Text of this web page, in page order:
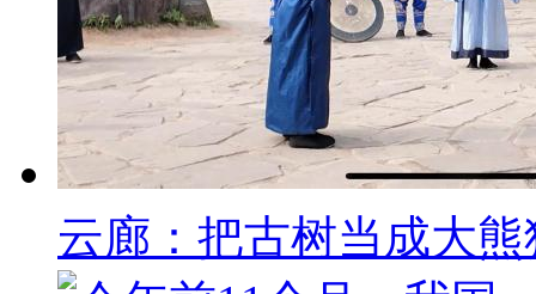
云廊：把古树当成大